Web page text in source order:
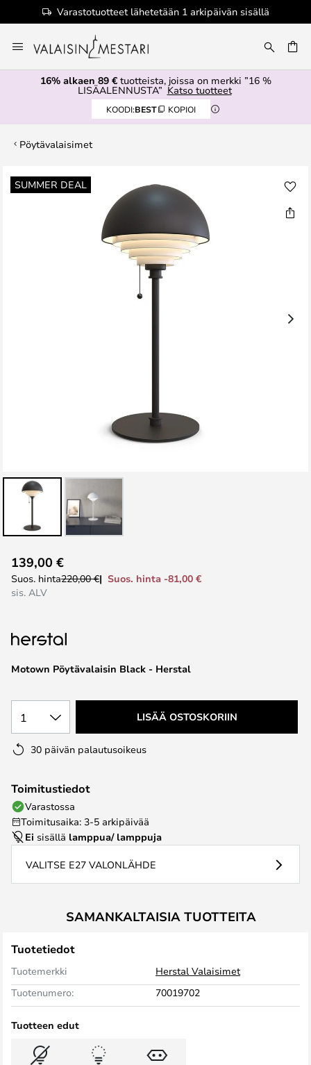
Varastotuotteet lähetetään 1 arkipäivän sisällä
to
Content
16% alkaen 89 €tuotteista, joissa on merkki ”16 %
LISÄALENNUSTA” Katso tuotteet
KOODI:BEST KOPIOI
Pöytävalaisimet
SUMMER DEAL
Skip
to
to
the
the
gallery
Motown Pöytävalaisin Black - Herstal
139,00 €
Suos. hinta220,00 €
Suos. hinta -81,00 €
sis. ALV
1 LISÄÄ OSTOSKORIIN
30 päivän palautusoikeus
Toimitustiedot
Varastossa
Toimitusaika: 3-5 arkipäivää
Ei sisällä lamppua/ lamppuja
VALITSE E27 VALONLÄHDE
SAMANKALTAISIA TUOTTEITA
Tuotetiedot
Tuotemerkki
Herstal Valaisimet
Tuotenumero:
70019702
Tuotteen edut